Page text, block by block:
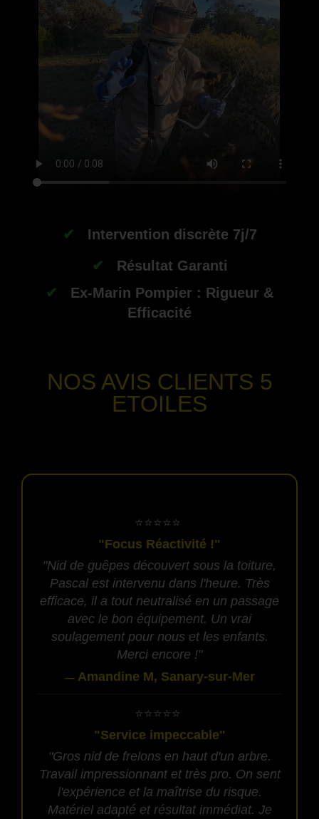
✔
Intervention discrète 7j/7
✔
Résultat Garanti
✔
Ex-Marin Pompier : Rigueur &
Efficacité
NOS AVIS CLIENTS 5
ETOILES
​⭐⭐⭐⭐⭐
"Focus Réactivité !"
"Nid de guêpes découvert sous la toiture,
Pascal est intervenu dans l'heure. Très
efficace, il a tout neutralisé en un passage
avec le bon équipement. Un vrai
soulagement pour nous et les enfants.
Merci encore !"
— Amandine M, Sanary-sur-Mer
​⭐⭐⭐⭐⭐
"Service impeccable"
"Gros nid de frelons en haut d'un arbre.
Travail impressionnant et très pro. On sent
l'expérience et la maîtrise du risque.
Matériel adapté et résultat immédiat. Je